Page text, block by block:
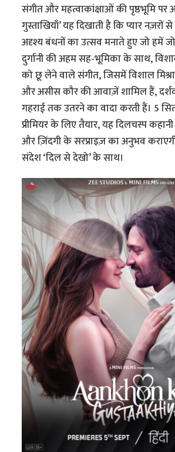
संगीत और महत्वाकांक्षाओं की पृष्ठभूमि पर
गुस्ताखियाँ’ यह दिखाती है कि प्यार नज़रों
अदृश्य बंधनों का उत्सव मनाते हुए जो हमें
दुर्गानी की अहम सह-भूमिका के साथ,
को छू लेने वाले संगीत, जिसमें विशाल
और असीस कौर की आवाज़ें शामिल हैं,
गहराई तक उतरने का वादा करती हैं। 5
प्रीमियर के लिए तैयार, यह दिलचस्प
और ज़िंदगी के सरप्राइज़ का अनुभव
संदेश ‘दिल से देखो’ के साथ।